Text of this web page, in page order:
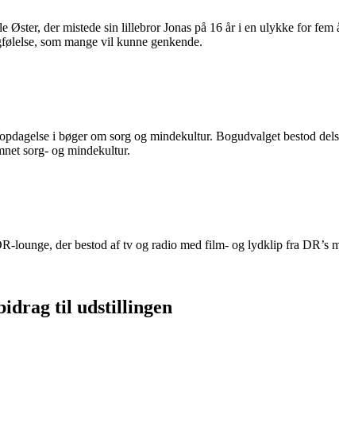
der mistede sin lillebror Jonas på 16 år i en ulykke for
som mange vil kunne genkende.
i bøger om sorg og mindekultur. Bogudvalget bestod
sorg- og mindekultur.
lounge, der bestod af tv og radio med film- og lydklip fra DR’s
til udstillingen